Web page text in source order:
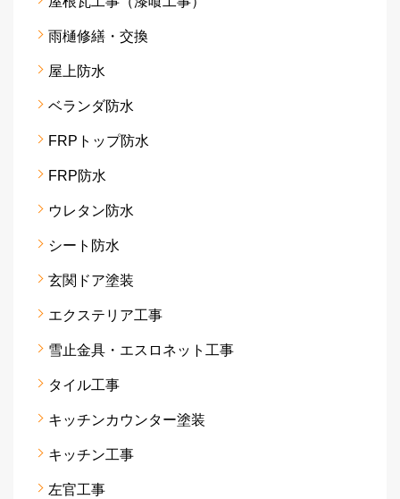
雨樋修繕・交換
屋上防水
ベランダ防水
FRPトップ防水
FRP防水
ウレタン防水
シート防水
玄関ドア塗装
エクステリア工事
雪止金具・エスロネット工事
タイル工事
キッチンカウンター塗装
キッチン工事
左官工事